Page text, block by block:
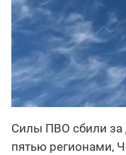
Силы ПВО сбили за
пятью регионами,